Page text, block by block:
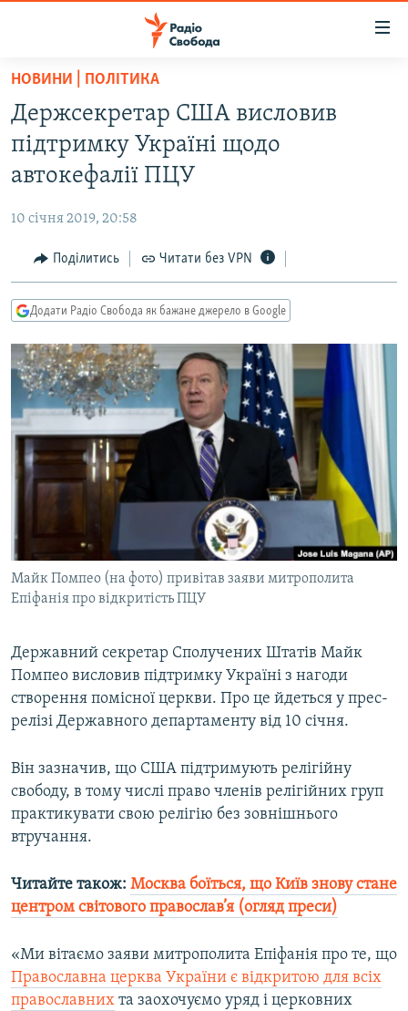
Перейти
основного
матеріалу
Перейти
до
основної
Перейти
до
пошуку
ВСЕ ЗА ДОБУ
СТАТТІ
ЕКОНОМІКА
СУСПІЛЬСТВО
УКРАЇНА
СВІТ
РОСІЙСЬКА «ФІЛЬТРАЦІЯ»
ДОНБАС.РЕАЛІЇ
ТИ ЯК?
СХЕМИ
КИТАЙ.ВИКЛИКИ
МУЛЬТИМЕДІА
ФОТО
СПЕЦПРОЄКТИ
КРИМ РЕАЛІЇ
РУС
КТАТ
ДОЛУЧАЙСЯ!
Усі сайти RFE/RL
НОВИНИ | ПОЛІТИКА
Держсекретар США висловив
підтримку Україні щодо
автокефалії ПЦУ
10 січня 2019, 20:58
Поділитись Читати без VPN
Додати Радіо Свобода як бажане джерело в Google
Майк Помпео (на фото) привітав заяви митрополита
Епіфанія про відкритість ПЦУ
Державний секретар Сполучених Штатів Майк
Помпео висловив підтримку Україні з нагоди
створення помісної церкви. Про це йдеться у прес-
релізі Державного департаменту від 10 січня.
Він зазначив, що США підтримують релігійну
свободу, в тому числі право членів релігійних груп
практикувати свою релігію без зовнішнього
втручання.
Читайте також: Москва боїться, що Київ знову стане
центром світового православ’я (огляд преси)
«Ми вітаємо заяви митрополита Епіфанія про те, що
Православна церква України є відкритою для всіх
православних та заохочуємо уряд і церковних